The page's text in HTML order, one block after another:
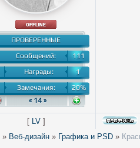
ПРОВЕРЕННЫЕ
Сообщений:
111
Награды:
1
Замечания:
20%
« 14 »
[ LV]
» Веб-дизайн » Графика и PSD »